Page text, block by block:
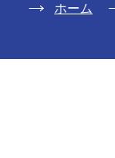
ホーム